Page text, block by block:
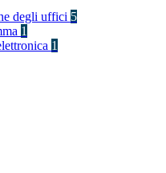
degli uffici 5
1
1